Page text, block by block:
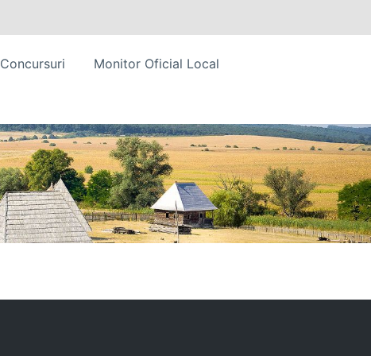
Concursuri
Monitor Oficial Local